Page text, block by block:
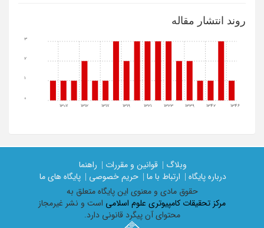
روند انتشار مقاله
1307 1312 1317 1319 1321 1323 1339 1342 1346
0
1
2
3
وبلاگ | قوانین و مقررات |
راهنما
درباره پایگاه |
ارتباط با ما | حریم خصوصی |
پایگاه های ما
حقوق مادی و معنوی اين پايگاه متعلق به
مرکز تحقیقات کامپیوتری علوم اسلامی است و نشر غیرمجاز
محتوای آن پیگرد قانونی دارد.